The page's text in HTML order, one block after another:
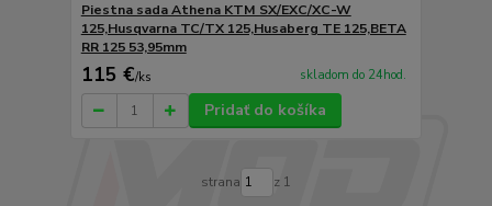
Piestna sada Athena KTM SX/EXC/XC-W
125,Husqvarna TC/TX 125,Husaberg TE 125,BETA
RR 125 53,95mm
115 €/ks skladom do 24hod.
Pridať do košíka
strana z 1